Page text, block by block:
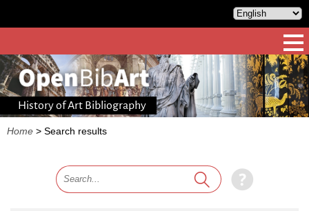
History of Art Bibliography
Home > Search results